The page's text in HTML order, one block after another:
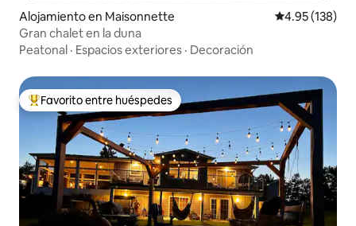
Alojamiento en Maisonnette Calificación
4.95 (138)
Gran chalet en la duna
Peatonal · Espacios exteriores · Decoración
Favorito entre huéspedes preferido
Favorito entre huéspedes